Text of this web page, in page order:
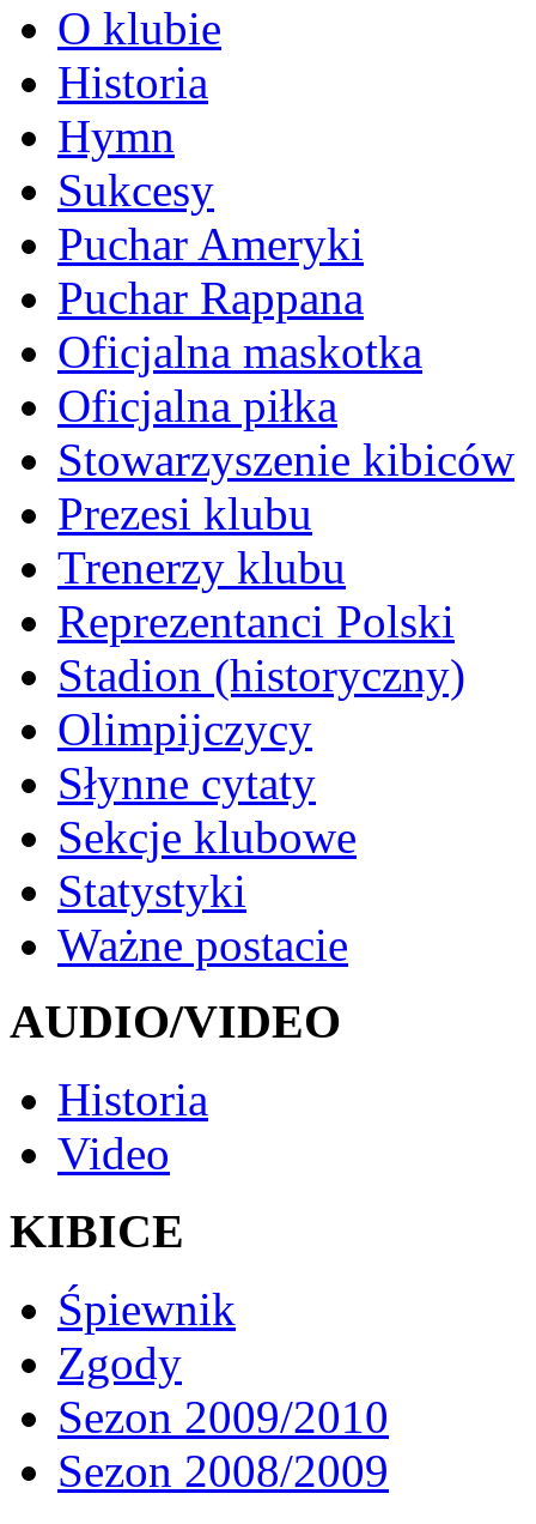
O klubie
Historia
Hymn
Sukcesy
Puchar Ameryki
Puchar Rappana
Oficjalna maskotka
Oficjalna piłka
Stowarzyszenie kibiców
Prezesi klubu
Trenerzy klubu
Reprezentanci Polski
Stadion (historyczny)
Olimpijczycy
Słynne cytaty
Sekcje klubowe
Statystyki
Ważne postacie
AUDIO/VIDEO
Historia
Video
KIBICE
Śpiewnik
Zgody
Sezon 2009/2010
Sezon 2008/2009